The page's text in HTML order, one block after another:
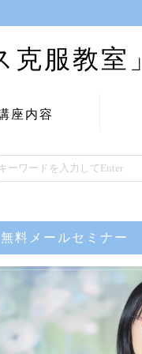
服教室」
座内容
無料メールセミナー